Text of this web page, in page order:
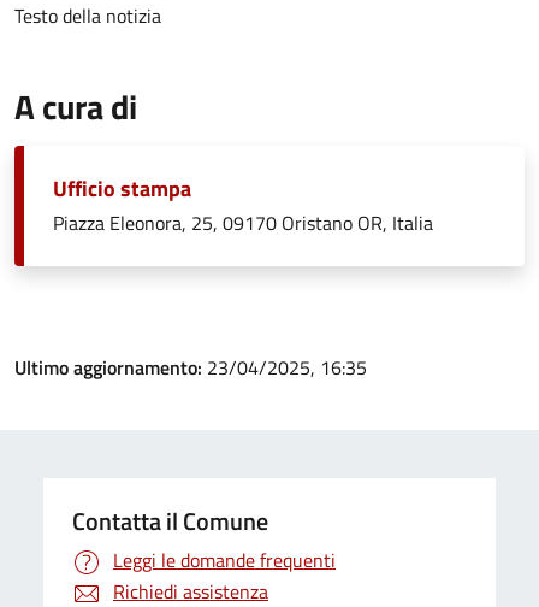
Testo della notizia
A cura di
Ufficio stampa
Piazza Eleonora, 25, 09170 Oristano OR, Italia
Ultimo aggiornamento: 23/04/2025, 16:35
Contatta il Comune
Leggi le domande frequenti
Richiedi assistenza